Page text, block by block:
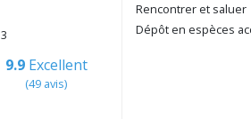
3
9.9 Excellent
(49 avis)
Rencontrer et saluer
Dépôt en espèces